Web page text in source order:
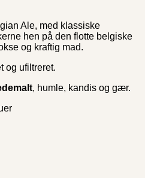
Ale, med klassiske
hen på den flotte belgiske
og kraftig mad.
og ufiltreret.
, humle, kandis og gær.